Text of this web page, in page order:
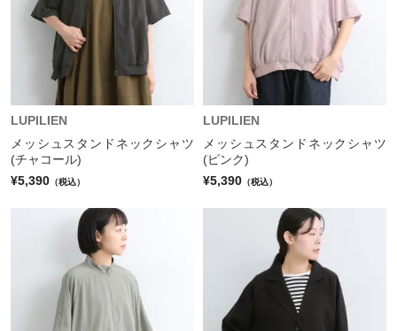
LUPILIEN
メッシュスタンドネックシャツ
(チャコール)
¥5,390 （税込）
LUPILIEN
メッシュスタンドネックシャツ
(ピンク)
¥5,390 （税込）